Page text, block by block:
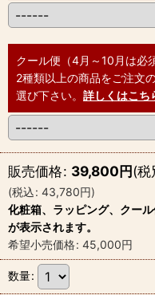
クール便（4月～10月は必須
2種類以上の商品をご注文
選び下さい。 詳しくはこち
販売価格: 39,800円(税
(税込: 43,780円)
化粧箱、ラッピング、クー
が表示されます。
希望小売価格: 45,000円
数量: